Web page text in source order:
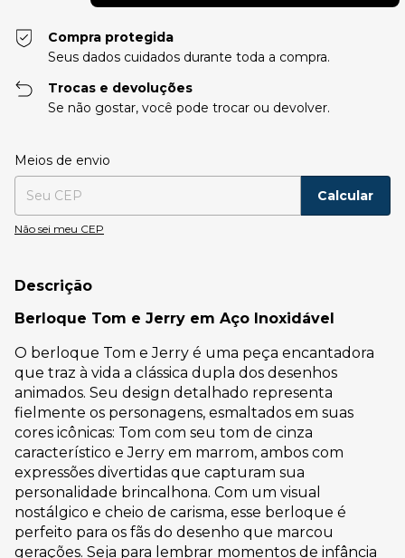
Compra protegida
Seus dados cuidados durante toda a compra.
Trocas e devoluções
Se não gostar, você pode trocar ou devolver.
Entregas para o CEP:
Meios de envio
Calcular
Não sei meu CEP
Descrição
Berloque Tom e Jerry em Aço Inoxidável
O berloque Tom e Jerry é uma peça encantadora
que traz à vida a clássica dupla dos desenhos
animados. Seu design detalhado representa
fielmente os personagens, esmaltados em suas
cores icônicas: Tom com seu tom de cinza
característico e Jerry em marrom, ambos com
expressões divertidas que capturam sua
personalidade brincalhona. Com um visual
nostálgico e cheio de carisma, esse berloque é
perfeito para os fãs do desenho que marcou
gerações. Seja para lembrar momentos de infância